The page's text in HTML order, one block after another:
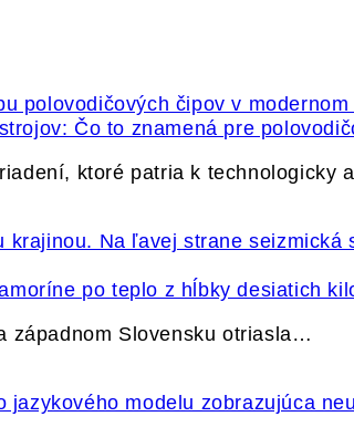
Čo to znamená pre
ktoré patria k technologicky
po teplo z hĺbky desiatich
západnom Slovensku otriasla…